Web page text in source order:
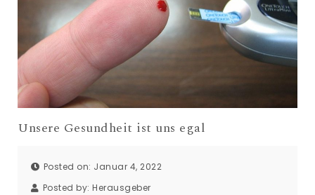
Unsere Gesundheit ist uns egal
Posted on: Januar 4, 2022
Posted by: Herausgeber